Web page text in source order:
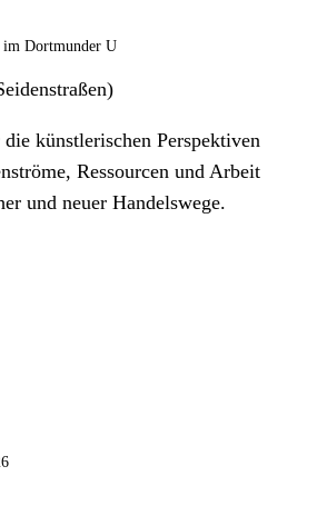
Dortmunder U
künstlerischen Perspektiven
Ressourcen und Arbeit
und neuer Handelswege.